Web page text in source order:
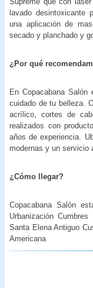
lavado desintoxicante
una aplicación de
secado y planchado y
¿Por qué
En Copacabana Salón
cuidado de tu belleza.
acrílico, cortes de
realizados con
años de experiencia.
modernas y un servicio
¿Cómo llegar?
Copacabana Salón
Urbanización
Santa Elena Antiguo
Americana